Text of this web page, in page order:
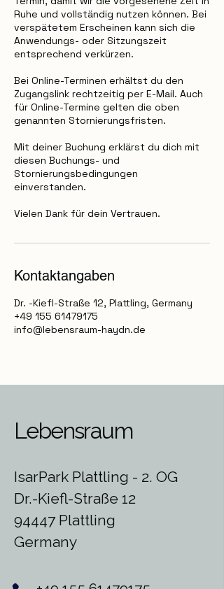
Ruhe und vollständig nutzen können. Bei
verspätetem Erscheinen kann sich die
Anwendungs- oder Sitzungszeit
entsprechend verkürzen.
Bei Online-Terminen erhältst du den
Zugangslink rechtzeitig per E-Mail. Auch
für Online-Termine gelten die oben
genannten Stornierungsfristen.
Mit deiner Buchung erklärst du dich mit
diesen Buchungs- und
Stornierungsbedingungen
einverstanden.
Vielen Dank für dein Vertrauen.
Kontaktangaben
Dr. -Kiefl-Straße 12, Plattling, Germany
+49 155 61479175
info@lebensraum-haydn.de
Lebensraum
IsarPark Plattling - 2. OG
Dr.-Kiefl-Straße 12
94447 Plattling
Germany